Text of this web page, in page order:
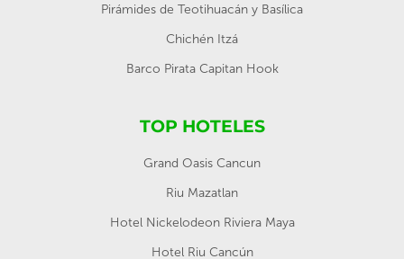
Pirámides de Teotihuacán y Basílica
Chichén Itzá
Barco Pirata Capitan Hook
TOP HOTELES
Grand Oasis Cancun
Riu Mazatlan
Hotel Nickelodeon Riviera Maya
Hotel Riu Cancún